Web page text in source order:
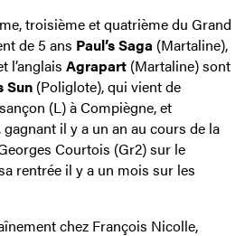
troisième et quatrième du Grand
de 5 ans Paul’s Saga (Martaline),
l’anglais Agrapart (Martaline) sont
Sun (Poliglote), qui vient de
(L) à Compiègne, et
gagnant il y a un an au cours de la
Courtois (Gr2) sur le
rentrée il y a un mois sur les
chez François Nicolle,